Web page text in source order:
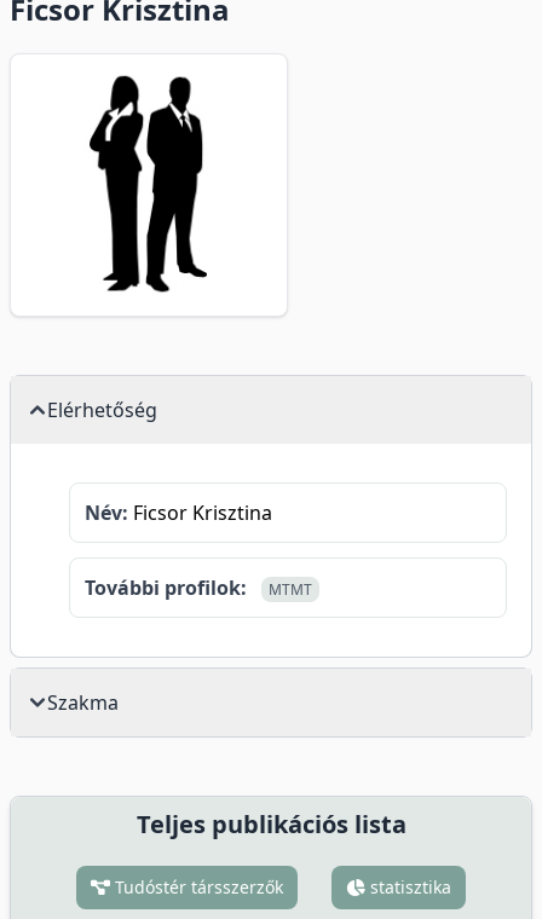
Ficsor Krisztina
Elérhetőség
Név: Ficsor Krisztina
További profilok: MTMT
Szakma
Teljes publikációs lista
Tudóstér társszerzők statisztika